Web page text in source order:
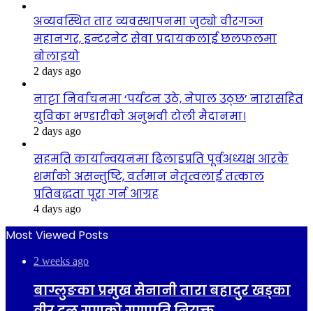
अव्यवस्थित तार व्यवस्थापनमा जुट्यो वीरगञ्ज
महानगर, इन्टरनेट सेवा प्रदायकलाई छलफलमा
बोलाइयो
2 days ago
नाट्टा निर्वाचनमा ‘पर्यटन उठे, नेपाल उठ्छ’ नारासहित
युविका भण्डारीको अनुभवी टोली मैदानमा।
2 days ago
सहमति कार्यान्वयनमा ढिलाइप्रति पूर्वअध्यक्ष आरके
शर्माको असन्तुष्टि, वर्तमान नेतृत्वलाई तत्काल
प्रतिबद्धता पूरा गर्न आग्रह
4 days ago
Most Viewed Posts
2 weeks ago
बाग्लुङका प्रमुख सेनानी तारा बहादुर खड्का